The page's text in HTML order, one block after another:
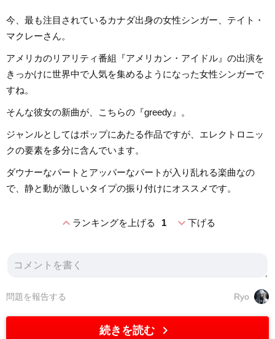
今、最も注目されているカナダ出身の女性シンガー、テイト・
マクレーさん。
アメリカのリアリティ番組『アメリカン・アイドル』の出演を
きっかけに世界中で人気を集めるようになった女性シンガーで
すね。
そんな彼女の新曲が、こちらの『greedy』。
ジャンルとしてはポップにあたる作品ですが、エレクトロニッ
クの要素を多分に含んでいます。
ダウナーなパートとアッパーなパートが入り乱れる楽曲なの
で、静と動が激しいタイプの振り付けにオススメです。
expand_lessランキングを上げる 1 expand_more下げる
Ryo
問題を報告する
続きを読む chevron_right